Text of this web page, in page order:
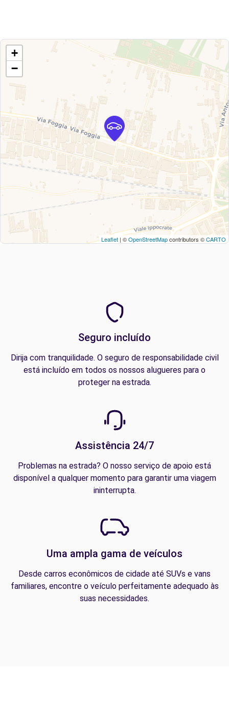
+
−
Leaflet | ©OpenStreetMapcontributors ©CARTO
Seguro incluído
Dirija com tranquilidade. O seguro de responsabilidade civil
está incluído em todos os nossos alugueres para o
proteger na estrada.
Assistência 24/7
Problemas na estrada? O nosso serviço de apoio está
disponível a qualquer momento para garantir uma viagem
ininterrupta.
Uma ampla gama de veículos
Desde carros econômicos de cidade até SUVs e vans
familiares, encontre o veículo perfeitamente adequado às
suas necessidades.